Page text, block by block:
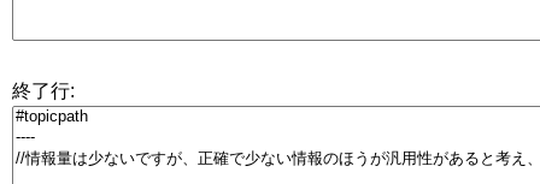
終了行: